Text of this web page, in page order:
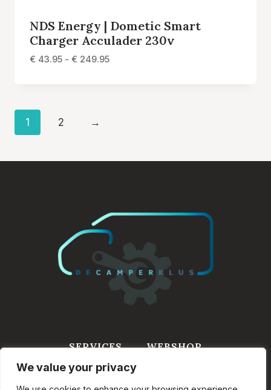
We value your privacy
NDS Energy | Dometic Smart
Charger Acculader 230v
€ 43.95 - € 249.95Prijsklasse:
1 2 →
SERVICES
WEBSHOP
WINKELWAGEN